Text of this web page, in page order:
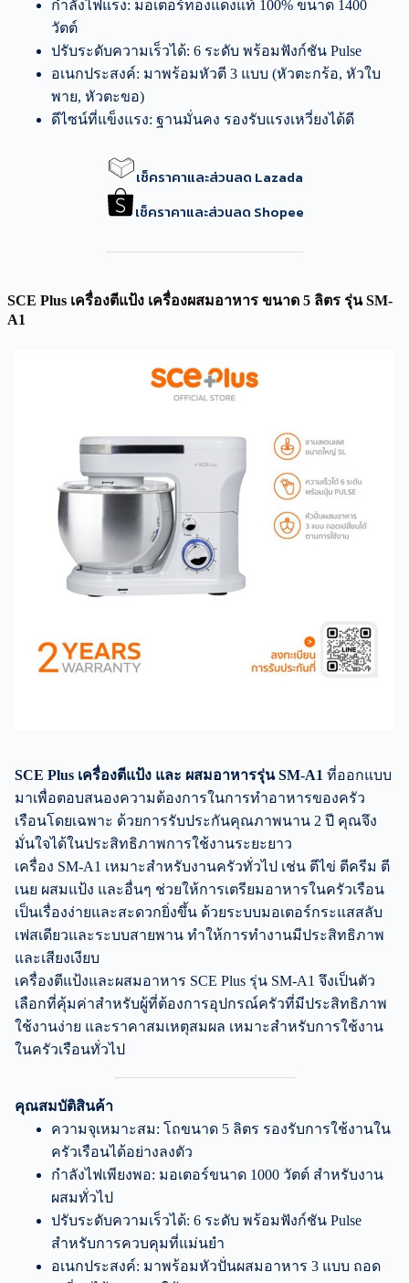
กำลังไฟแรง: มอเตอร์ทองแดงแท้ 100% ขนาด 1400
วัตต์
ปรับระดับความเร็วได้: 6 ระดับ พร้อมฟังก์ชัน Pulse
อเนกประสงค์: มาพร้อมหัวตี 3 แบบ (หัวตะกร้อ, หัวใบ
พาย, หัวตะขอ)
ดีไซน์ที่แข็งแรง: ฐานมั่นคง รองรับแรงเหวี่ยงได้ดี
เช็คราคาและส่วนลด Lazada
เช็คราคาและส่วนลด Shopee
SCE Plus เครื่องตีแป้ง เครื่องผสมอาหาร ขนาด 5 ลิตร รุ่น SM-
A1
SCE Plus เครื่องตีแป้ง และ ผสมอาหารรุ่น SM-A1 ที่ออกแบบ
มาเพื่อตอบสนองความต้องการในการทำอาหารของครัว
เรือนโดยเฉพาะ ด้วยการรับประกันคุณภาพนาน 2 ปี คุณจึง
มั่นใจได้ในประสิทธิภาพการใช้งานระยะยาว
เครื่อง SM-A1 เหมาะสำหรับงานครัวทั่วไป เช่น ตีไข่ ตีครีม ตี
เนย ผสมแป้ง และอื่นๆ ช่วยให้การเตรียมอาหารในครัวเรือน
เป็นเรื่องง่ายและสะดวกยิ่งขึ้น ด้วยระบบมอเตอร์กระแสสลับ
เฟสเดียวและระบบสายพาน ทำให้การทำงานมีประสิทธิภาพ
และเสียงเงียบ
เครื่องตีแป้งและผสมอาหาร SCE Plus รุ่น SM-A1 จึงเป็นตัว
เลือกที่คุ้มค่าสำหรับผู้ที่ต้องการอุปกรณ์ครัวที่มีประสิทธิภาพ
ใช้งานง่าย และราคาสมเหตุสมผล เหมาะสำหรับการใช้งาน
ในครัวเรือนทั่วไป
คุณสมบัติสินค้า
ความจุเหมาะสม: โถขนาด 5 ลิตร รองรับการใช้งานใน
ครัวเรือนได้อย่างลงตัว
กำลังไฟเพียงพอ: มอเตอร์ขนาด 1000 วัตต์ สำหรับงาน
ผสมทั่วไป
ปรับระดับความเร็วได้: 6 ระดับ พร้อมฟังก์ชัน Pulse
สำหรับการควบคุมที่แม่นยำ
อเนกประสงค์: มาพร้อมหัวปั่นผสมอาหาร 3 แบบ ถอด